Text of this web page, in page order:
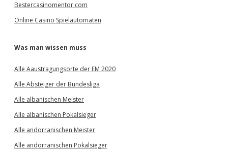
Bestercasinomentor.com
Online Casino Spielautomaten
Was man wissen muss
Alle Aaustragungsorte der EM 2020
Alle Absteiger der Bundesliga
Alle albanischen Meister
Alle albanischen Pokalsieger
Alle andorranischen Meister
Alle andorranischen Pokalsieger